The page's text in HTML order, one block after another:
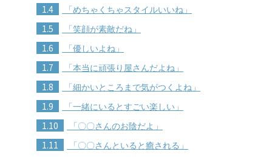
1.4 「めちゃくちゃスタイルいいね」
1.5 「笑顔が素敵だね」
1.6 「優しいよね」
1.7 「本当に頑張り屋さんだよね」
1.8 「細かいところまで気がつくよね」
1.9 「一緒にいるとすごい楽しい」
1.10 「〇〇さんのお陰だよ」
1.11 「〇〇さんといると癒される」